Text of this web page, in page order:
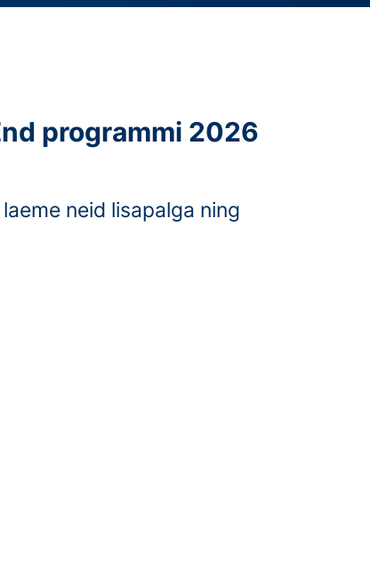
programmi 2026
laeme neid lisapalga ning